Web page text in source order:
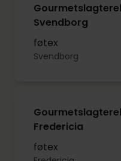
Svendborg
føtex
Svendborg
Fredericia
føtex